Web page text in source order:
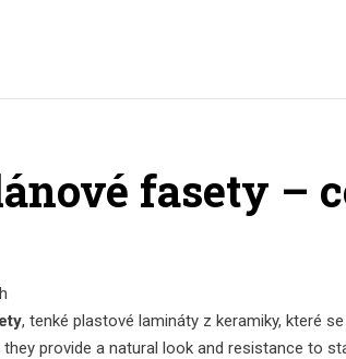
fasety –
, tenké plastové lamináty z keramiky, které
they provide a natural look and resistance to